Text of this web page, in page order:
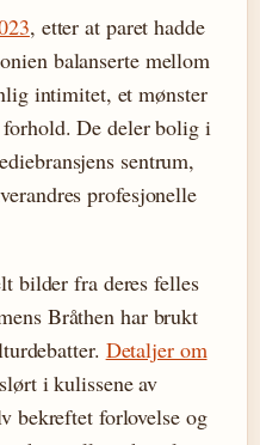
, etter at paret hadde
balanserte mellom
intimitet, et mønster
forhold. De deler bolig i
sentrum,
profesjonelle
bilder fra deres felles
Bråthen har brukt
Detaljer om
i kulissene av
bekreftet forlovelse og